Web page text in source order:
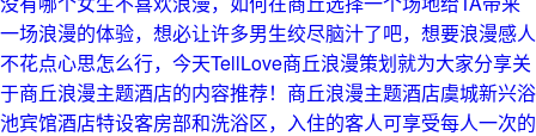
一场浪漫的体验，想必让许多男生绞尽脑汁了吧，想要浪漫感人
不花点心思怎么行，今天TellLove商丘浪漫策划就为大家分享关
于商丘浪漫主题酒店的内容推荐！商丘浪漫主题酒店虞城新兴浴
池宾馆酒店特设客房部和洗浴区，入住的客人可享受每人一次的